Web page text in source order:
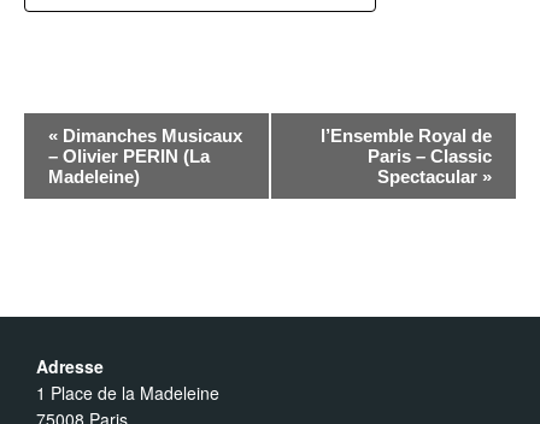
a
i
g
« Dimanches Musicaux
– Olivier PERIN (La
Madeleine)
l’Ensemble Royal de
Paris – Classic
Spectacular »
Adresse
1 Place de la Madeleine
75008 Paris